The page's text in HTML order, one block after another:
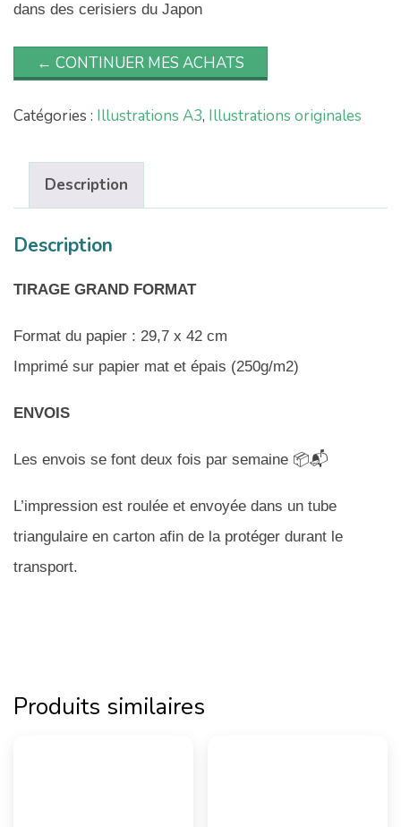
dans des cerisiers du Japon
← CONTINUER MES ACHATS
Catégories : Illustrations A3, Illustrations originales
Description
Description
TIRAGE GRAND FORMAT
Format du papier : 29,7 x 42 cm
Imprimé sur papier mat et épais (250g/m2)
ENVOIS
Les envois se font deux fois par semaine 📦📬
L’impression est roulée et envoyée dans un tube
triangulaire en carton afin de la protéger durant le
transport.
Produits similaires